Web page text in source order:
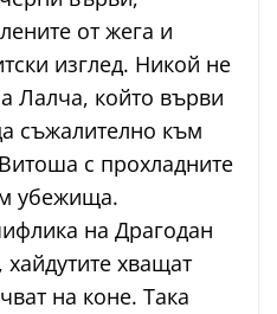
от жега и
изглед. Никой не
Лалча, който върви
съжалително към
с прохладните
убежища.
на Драгодан
хващат
на коне. Така